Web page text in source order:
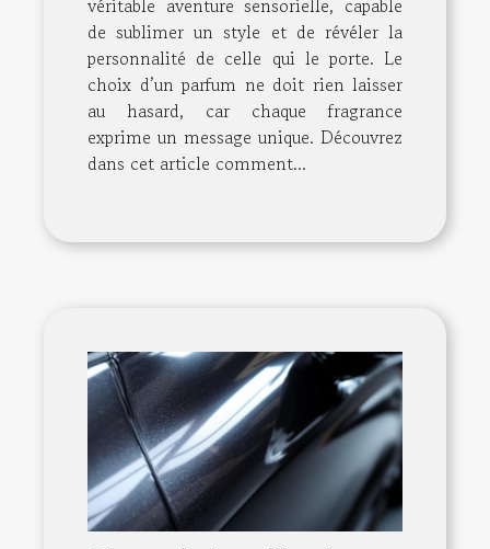
de sublimer un style et de révéler la
personnalité de celle qui le porte. Le
choix d’un parfum ne doit rien laisser
au hasard, car chaque fragrance
exprime un message unique. Découvrez
dans cet article comment...